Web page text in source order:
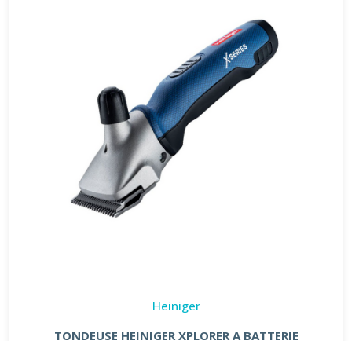
Heiniger
TONDEUSE HEINIGER XPLORER A BATTERIE